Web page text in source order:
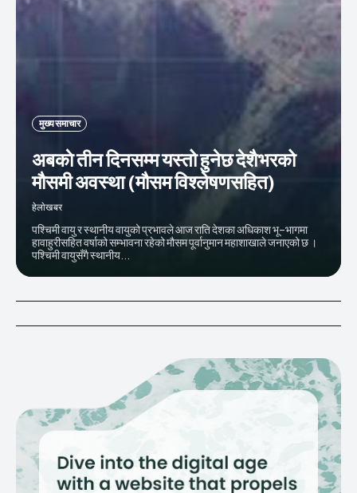
मुख्य समाचार
अबकाे तीन दिनसम्म यस्तो हुनेछ देशैभरको
मौसमी अवस्था (मौसम विश्लेषणसहित)
हेलाेखबर
पश्चिमी वायु र स्थानीय वायुको प्रभावले आज राति देशका अधिकाश भू–भागमा
हावाहुरीसहित वर्षाको सम्भावना रहेको मौसम पूर्वानुमान महाशाखाले जनाएको छ ।
पश्चिमी वायुसँगै स्थानीय...